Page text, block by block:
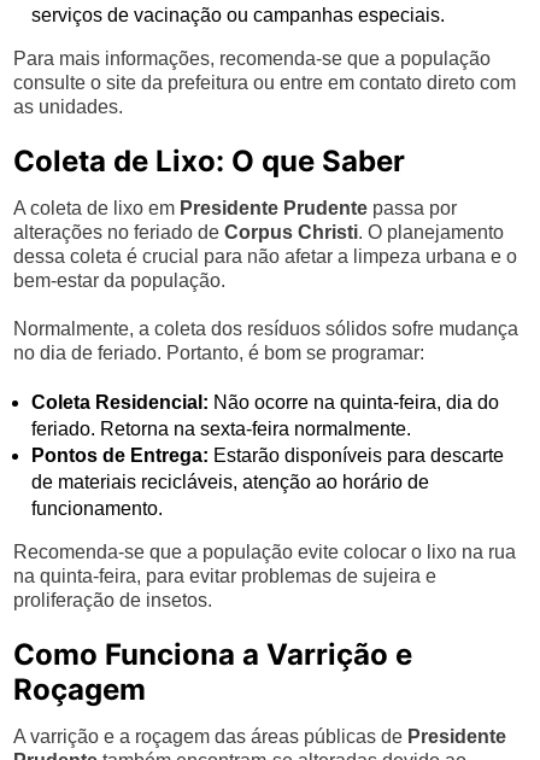
serviços de vacinação ou campanhas especiais.
Para mais informações, recomenda-se que a população
consulte o site da prefeitura ou entre em contato direto com
as unidades.
Coleta de Lixo: O que Saber
A coleta de lixo em Presidente Prudente passa por
alterações no feriado deCorpus Christi. O planejamento
dessa coleta é crucial para não afetar a limpeza urbana e o
bem-estar da população.
Normalmente, a coleta dos resíduos sólidos sofre mudança
no dia de feriado. Portanto, é bom se programar:
Coleta Residencial: Não ocorre na quinta-feira, dia do
feriado. Retorna na sexta-feira normalmente.
Pontos de Entrega: Estarão disponíveis para descarte
de materiais recicláveis, atenção ao horário de
funcionamento.
Recomenda-se que a população evite colocar o lixo na rua
na quinta-feira, para evitar problemas de sujeira e
proliferação de insetos.
Como Funciona a Varrição e
Roçagem
A varrição e a roçagem das áreas públicas de Presidente